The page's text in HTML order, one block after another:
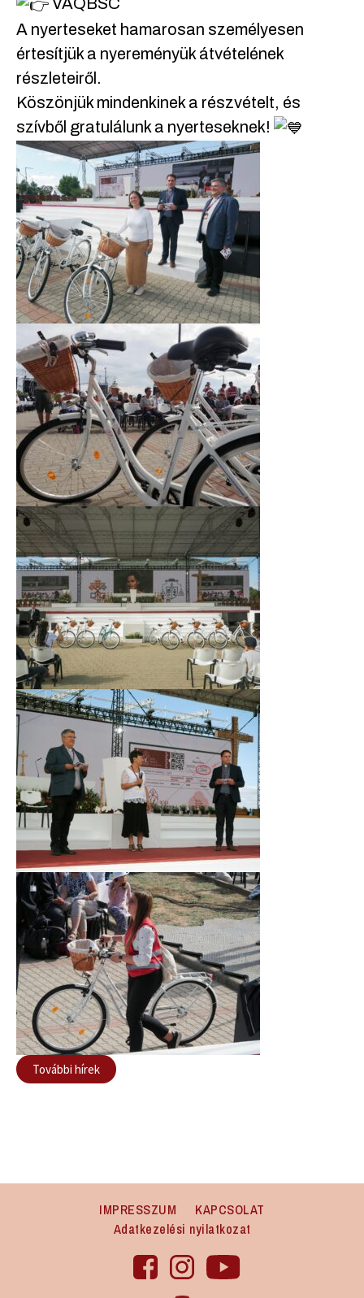
A nyerteseket hamarosan személyesen
értesítjük a nyereményük átvételének
részleteiről.
Köszönjük mindenkinek a részvételt, és
szívből gratulálunk a nyerteseknek!
További hírek
IMPRESSZUM
KAPCSOLAT
Adatkezelési nyilatkozat